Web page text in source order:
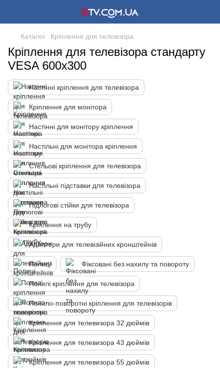
Каталог Кріплення для телевізора
Кріплення для телевізора стандарту
VESA 600x300
Настінні кріплення для телевізора
Кріплення для монітора
Настінні для монітору кріплення
Настільні для монітора кріплення
Стельові кріплення для телевізора
Настільні підставки для телевізора
Підлогові стійки для телевізора
Кріплення на трубу
Адаптери для телевізійних кронштейнів
Полиці Фіксовані без нахилу та повороту
Похилі кріплення для телевізора
Похило-поворотні кріплення для телевізорів
Кріплення для телевизора 32 дюймів
Кріплення для телевизора 43 дюймів
Кріплення для телевизора 55 дюймів